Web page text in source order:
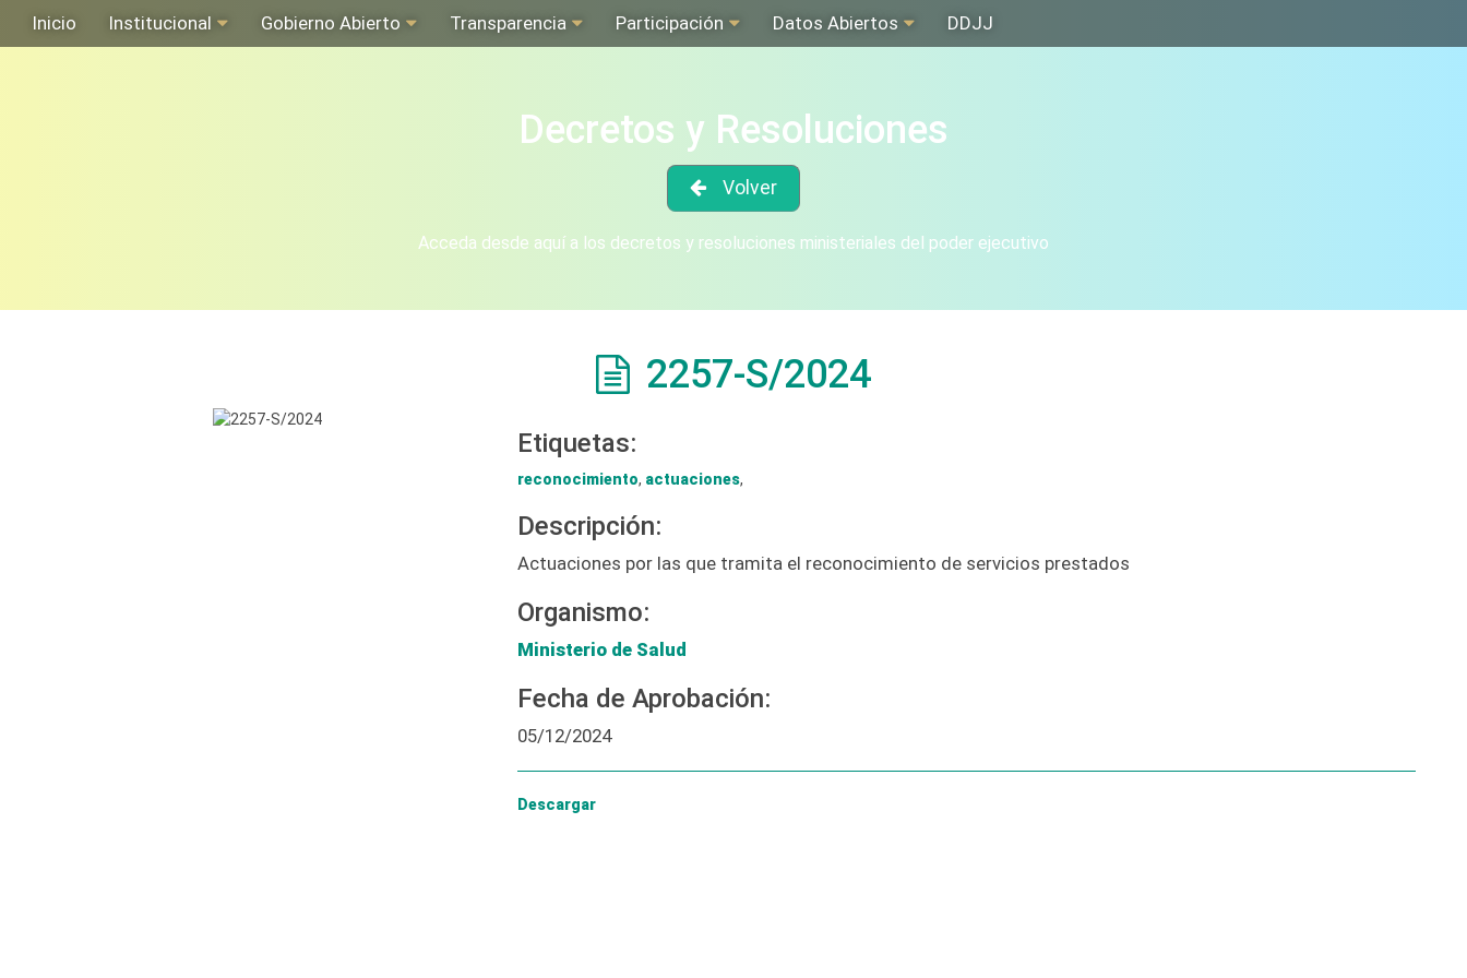
Inicio Institucional Gobierno Abierto Transparencia Participación Datos Abiertos DDJJ
Decretos y Resoluciones
Volver
Acceda desde aquí a los decretos y resoluciones ministeriales del poder ejecutivo
2257-S/2024
Etiquetas:
reconocimiento, actuaciones,
Descripción:
Actuaciones por las que tramita el reconocimiento de servicios prestados
Organismo:
Ministerio de Salud
Fecha de Aprobación:
05/12/2024
Descargar